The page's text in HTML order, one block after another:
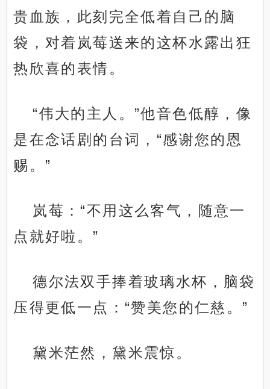
贵血族，此刻完全低着自己的脑
袋，对着岚莓送来的这杯水露出狂
热欣喜的表情。
“伟大的主人。”他音色低醇，像
是在念话剧的台词，“感谢您的恩
赐。”
岚莓：“不用这么客气，随意一
点就好啦。”
德尔法双手捧着玻璃水杯，脑袋
压得更低一点：“赞美您的仁慈。”
黛米茫然，黛米震惊。